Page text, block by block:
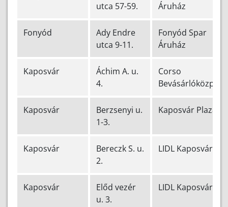
utca 57-59.
Áruház
Fonyód
Ady Endre
utca 9-11.
Fonyód Spar
Áruház
Kaposvár
Áchim A. u.
4.
Corso
Bevásárlóközpont
Kaposvár
Berzsenyi u.
1-3.
Kaposvár Plaza
Kaposvár
Bereczk S. u.
2.
LIDL Kaposvár
Kaposvár
Előd vezér
u. 3.
LIDL Kaposvár